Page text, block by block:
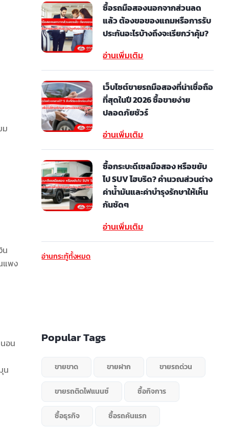
ม
น
แพง
อน
น
ซื้อรถมือสองนอกจากส่วนลด
แล้ว ต้องขอของแถมหรือการรับ
ประกันอะไรบ้างถึงจะเรียกว่าคุ้ม?
อ่านเพิ่มเติม
เว็บไซต์ขายรถมือสองที่น่าเชื่อถือ
ที่สุดในปี 2026 ซื้อขายง่าย
ปลอดภัยชัวร์
อ่านเพิ่มเติม
ซื้อกระบะดีเซลมือสอง หรือขยับ
ไป SUV ไฮบริด? คำนวณส่วนต่าง
ค่าน้ำมันและค่าบำรุงรักษาให้เห็น
กันชัดๆ
อ่านเพิ่มเติม
อ่านกระทู้ทั้งหมด
Popular Tags
ขายขาด ขายฝาก ขายรถด่วน
ขายรถติดไฟแนนซ์ ซื้อกิจการ
ซื้อธุรกิจ ซื้อรถคันแรก